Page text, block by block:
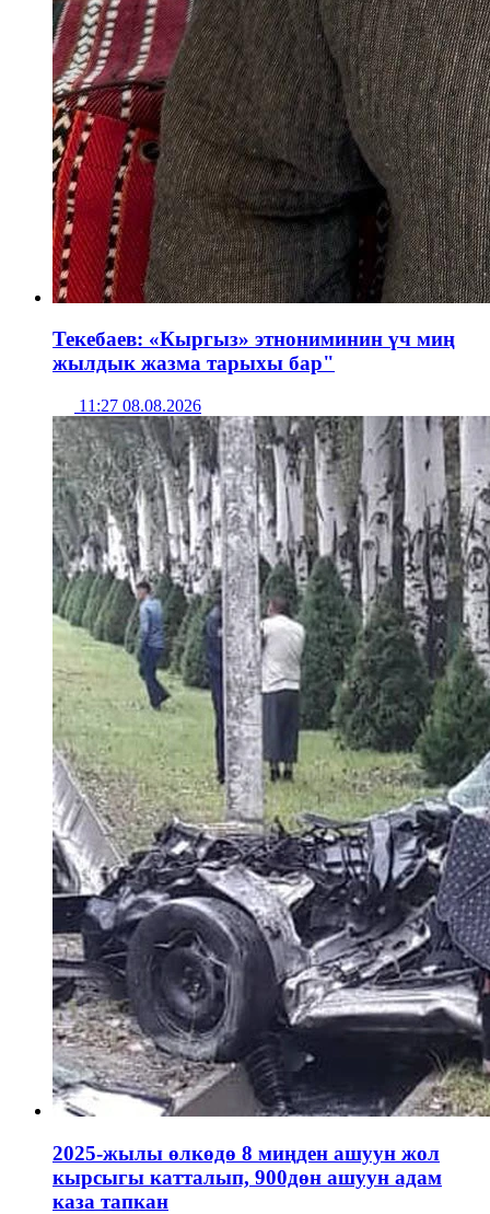
Текебаев: «Кыргыз» этнониминин үч миң
жылдык жазма тарыхы бар"
11:27 08.08.2026
2025-жылы өлкөдө 8 миңден ашуун жол
кырсыгы катталып, 900дөн ашуун адам
каза тапкан